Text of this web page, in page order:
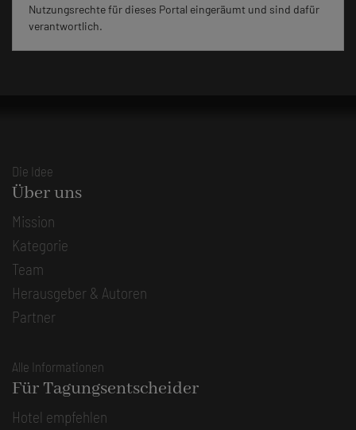
Nutzungsrechte für dieses Portal eingeräumt und sind dafür
verantwortlich.
Die Idee
Über uns
Mission
Kategorie
Team
Herausgeber & Autoren
Partner
Alle Informationen
Für Tagungsentscheider
Hotel empfehlen